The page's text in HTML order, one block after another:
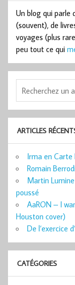
Un blog qui parle
(souvent), de
voyages (plus
peu tout ce qui
ARTICLES
Irma en Carte
Romain
Martin
poussé
AaRON – I
Houston cover)
De l’exercice
CATÉGORIES